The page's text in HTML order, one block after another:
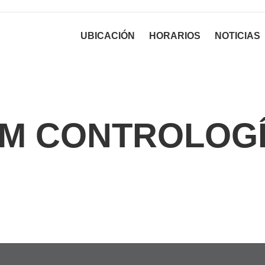
UBICACIÓN HORARIOS NOTICIAS